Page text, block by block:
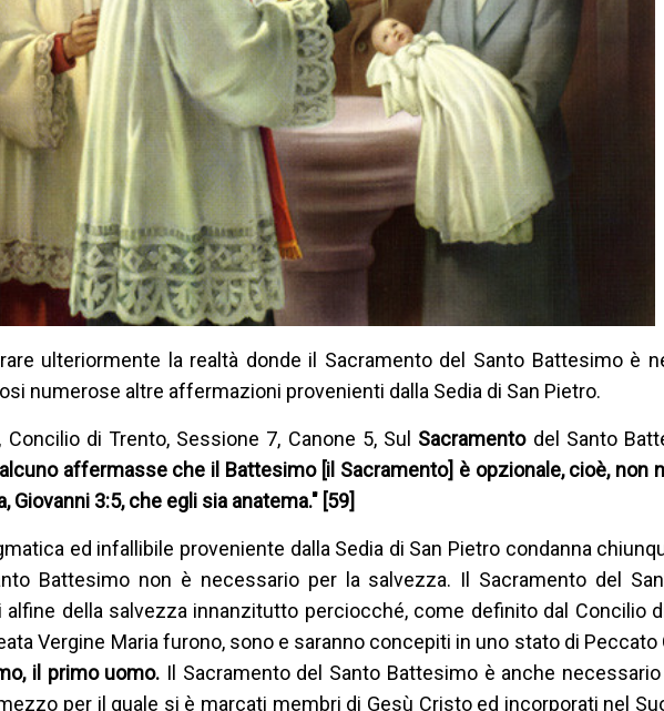
ulteriormente la realtà donde il Sacramento del Santo Battesimo è
numerose altre affermazioni provenienti dalla Sedia di San Pietro.
Concilio di Trento, Sessione 7, Canone 5, Sul Sacramentodel Santo
affermasse che il Battesimo [il Sacramento] è opzionale, cioè, non
Giovanni 3:5, che egli sia anatema." [59]
ed infallibile proveniente dalla Sedia di San Pietro condanna
Battesimo non è necessario per la salvezza. Il Sacramento del
della salvezza innanzitutto perciocché, come definito dal Concilio
Vergine Maria furono, sono e saranno concepiti in uno stato di Peccato
il primo uomo. Il Sacramento del Santo Battesimo è anche
per il quale si è marcati membri di Gesù Cristo ed incorporati nel